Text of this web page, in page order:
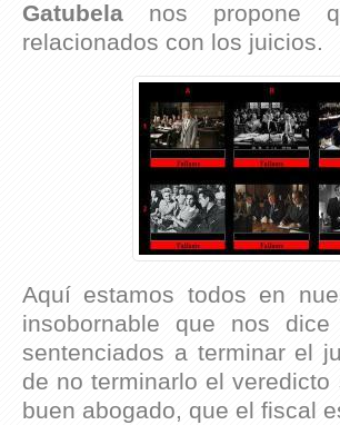
Gatubela nos propone
relacionados con los juicios.
Aquí estamos todos en
insobornable que nos
sentenciados a terminar el
de no terminarlo el
buen abogado, que el fiscal